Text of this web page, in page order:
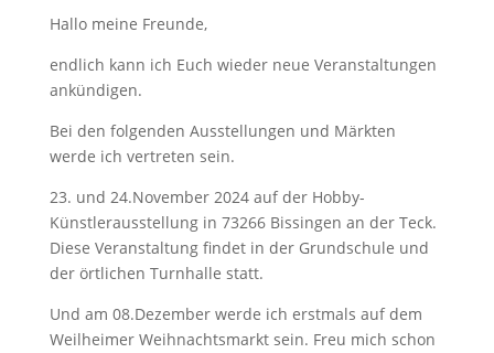
Hallo meine Freunde,
endlich kann ich Euch wieder neue Veranstaltungen
ankündigen.
Bei den folgenden Ausstellungen und Märkten
werde ich vertreten sein.
23. und 24.November 2024 auf der Hobby-
Künstlerausstellung in 73266 Bissingen an der Teck.
Diese Veranstaltung findet in der Grundschule und
der örtlichen Turnhalle statt.
Und am 08.Dezember werde ich erstmals auf dem
Weilheimer Weihnachtsmarkt sein. Freu mich schon